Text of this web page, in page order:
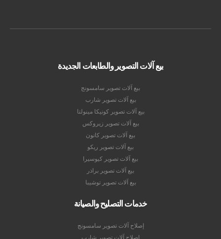
بيع آلات التصوير والطابعات الجديدة
بيع آلات تصوير سامسونج
بيع آلات تصوير شارب
بيع آلات تصوير كونيكا مينولتا
بيع آلات تصوير زيروكس
بيع آلات تصوير كانون
بيع آلات تصوير ريكو
بيع آلات تصوير كيوسيرا
بيع آلات تصوير براذر
بيع آلات تصوير توشيبا
خدمات التصليح والصيانة
إصلاح آلات تصوير سامسونج